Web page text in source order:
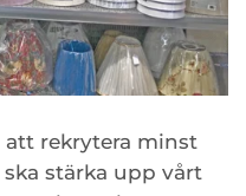
att rekrytera minst
stärka upp vårt